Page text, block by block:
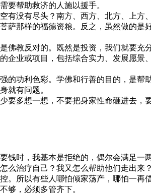
要帮助救济的人施以援手。
没有尽头？南方、西方、北方、上方
那样的福德资粮。反之，虽然做的是
教反对的。既然是投资，我们就要充
企业或项目，包括综合实力、发展愿景
功利色彩。学佛和行善的目的，是帮
就有问题。
多想一想，不要把身家性命砸进去，
钱时，我基本是拒绝的，偶尔会满足一
么治疗自己？我又怎么帮助他们走出来？
所以有些人哪怕倾家荡产，哪怕一再
够，必须多管齐下。